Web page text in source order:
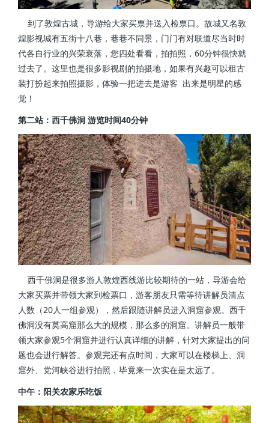
到了敦煌古城，导游给大家买票并送入检票口。故城又名敦
煌影视城有五街十八巷，巷巷不同景，门门有对联道尽当时时
代各自行业的兴荣衰落，您四处看看，拍拍照，60分钟很快就
过去了。这里也是很多影视剧的拍摄地，如果有兴趣可以租古
装打扮起来拍照摄影，体验一把进去是游客 出来是明星的感
觉！
第二站：西千佛洞 游览时间40分钟
西千佛洞是很多游人敦煌西线游比较期待的一站，导游会给
大家买票并带领大家到检票口，游客朋友只需等待讲解员清点
人数（20人一组参观），然后跟随讲解员进入洞窟参观。西千
佛洞没有莫高窟那么大的规模，那么多的洞窟。讲解员一般带
领大家参观5个洞窟并进行认真详细的讲解，针对大家提出的问
题也会进行解答。参观完还有点时间，大家可以在楼梯上、洞
窟外、党河峡谷进行拍照，毕竟来一次实在是太远了。
中午：阳关农家乐吃饭